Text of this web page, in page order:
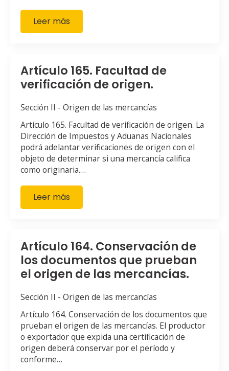
Leer más
Artículo 165. Facultad de
verificación de origen.
Sección II - Origen de las mercancías
Artículo 165. Facultad de verificación de origen. La
Dirección de Impuestos y Aduanas Nacionales
podrá adelantar verificaciones de origen con el
objeto de determinar si una mercancía califica
como originaria.…
Leer más
Artículo 164. Conservación de
los documentos que prueban
el origen de las mercancías.
Sección II - Origen de las mercancías
Artículo 164. Conservación de los documentos que
prueban el origen de las mercancías. El productor
o exportador que expida una certificación de
origen deberá conservar por el período y
conforme…